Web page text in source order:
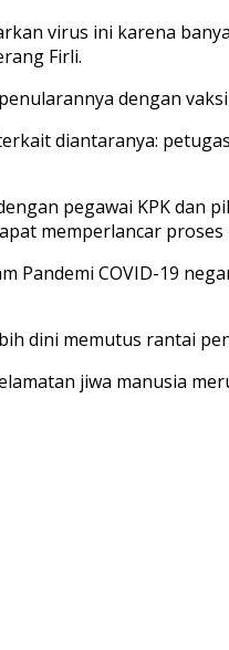
virus ini karena
Firli.
dengan
diantaranya:
pegawai KPK dan
memperlancar
Pandemi COVID-19
dini memutus rantai
jiwa manusia